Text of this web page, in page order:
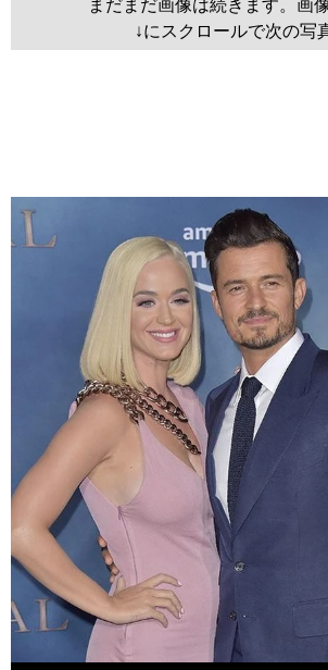
まだまだ画像は続きます。画
↓にスクロールで次の写